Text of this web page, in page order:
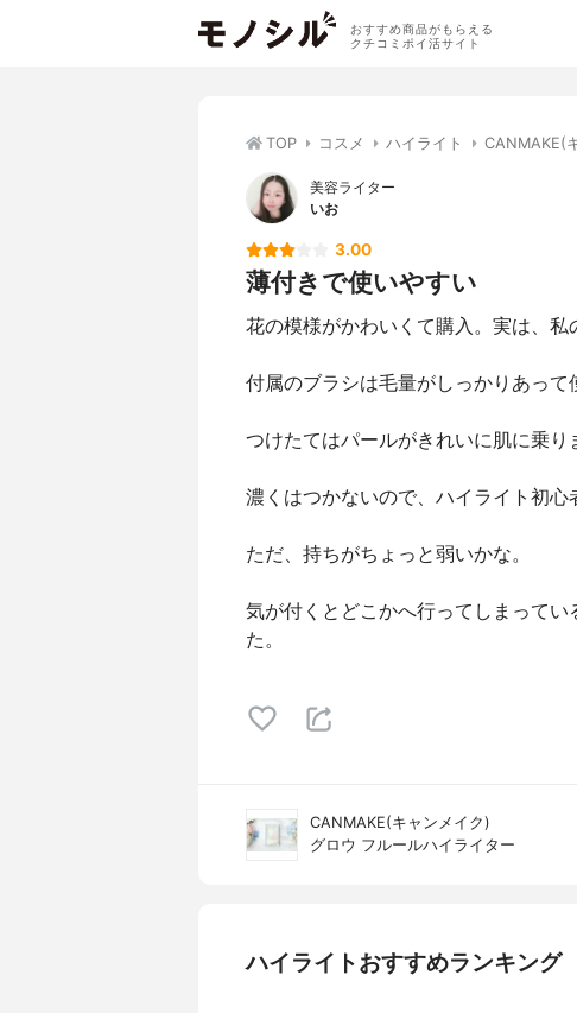
おすすめ商品がもらえる
クチコミポイ活サイト
TOP コスメ ハイライト CANMAKE(
美容ライター
いお
3.00
薄付きで使いやすい
花の模様がかわいくて購入。実は、私
付属のブラシは毛量がしっかりあって
つけたてはパールがきれいに肌に乗り
濃くはつかないので、ハイライト初心
ただ、持ちがちょっと弱いかな。
気が付くとどこかへ行ってしまって
た。
CANMAKE(キャンメイク)
グロウ フルールハイライター
ハイライトおすすめランキング